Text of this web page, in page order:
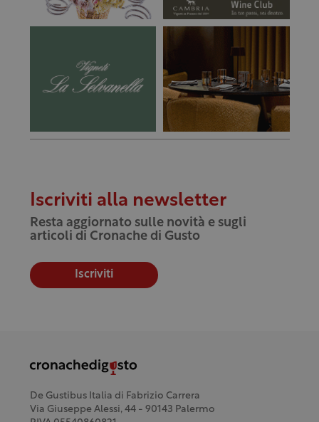
Iscriviti alla newsletter
Resta aggiornato sulle novità e sugli
articoli di Cronache di Gusto
Iscriviti
De Gustibus Italia di Fabrizio Carrera
Via Giuseppe Alessi, 44 - 90143 Palermo